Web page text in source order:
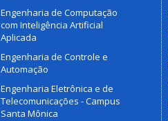
Engenharia de Computação
com Inteligência Artificial
Aplicada
Engenharia de Controle e
Automação
Engenharia Eletrônica e de
Telecomunicações - Campus
Santa Mônica